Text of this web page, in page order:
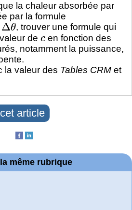
la chaleur absorbée par
par la formule
, trouver une formule qui
de
c
en fonction des
notamment la puissance,
la valeur des Tables CRM et
article
même rubrique